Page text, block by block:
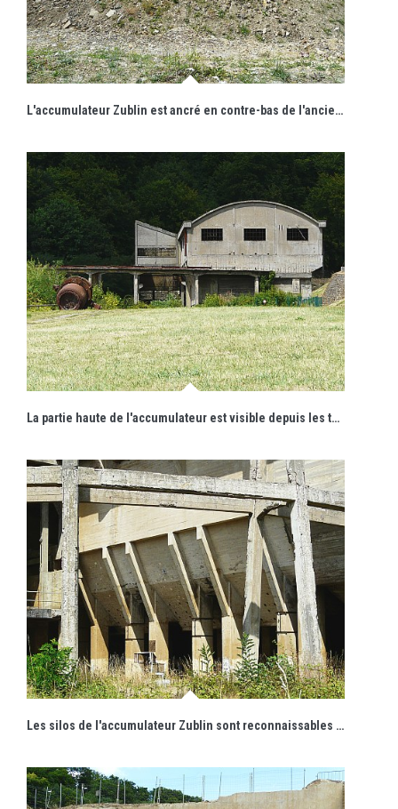
L'accumulateur Zublin est ancré en contre-bas de l'ancien carreau de mine.
La partie haute de l'accumulateur est visible depuis les terrains aménagés en aire de promenades.
Les silos de l'accumulateur Zublin sont reconnaissables par leur forme trapézoïdale.